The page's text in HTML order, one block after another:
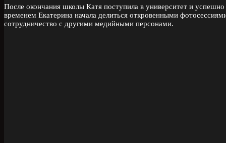
После окончания школы Катя поступила в университет и
временем Екатерина начала делиться откровенными
сотрудничество с другими медийными персонами.